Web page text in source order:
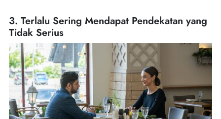
3. Terlalu Sering Mendapat Pendekatan yang
Tidak Serius